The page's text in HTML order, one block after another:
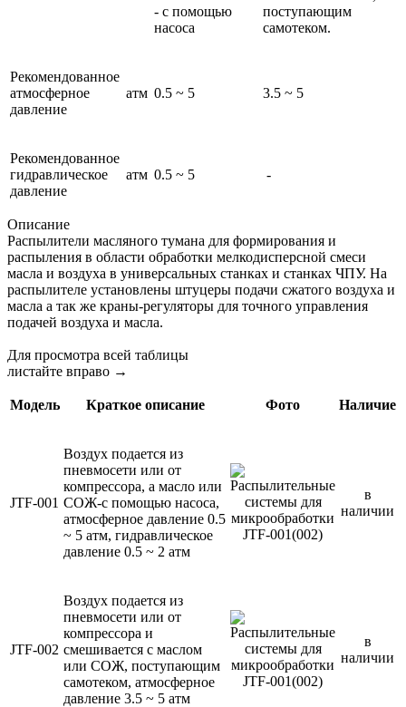
- с помощью
насоса
поступающим
самотеком.
Рекомендованное
атмосферное
давление
атм 0.5 ~ 5 3.5 ~ 5
Рекомендованное
гидравлическое
давление
атм 0.5 ~ 5 -
Описание
Распылители масляного тумана для формирования и
распыления в области обработки мелкодисперсной смеси
масла и воздуха в универсальных станках и станках ЧПУ. На
распылителе установлены штуцеры подачи сжатого воздуха и
масла а так же краны-регуляторы для точного управления
подачей воздуха и масла.
Для просмотра всей таблицы
листайте вправо →
Модель Краткое описание Фото Наличие
JTF-001
Воздух подается из
пневмосети или от
компрессора, а масло или
СОЖ-с помощью насоса,
атмосферное давление 0.5
~ 5 атм, гидравлическое
давление 0.5 ~ 2 атм
в
наличии
JTF-002
Воздух подается из
пневмосети или от
компрессора и
смешивается с маслом
или СОЖ, поступающим
самотеком, атмосферное
давление 3.5 ~ 5 атм
в
наличии